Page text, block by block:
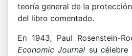
teoría general de la
del libro comentado.
En 1943, Paul Rosenstein-
Economic Journal su célebre